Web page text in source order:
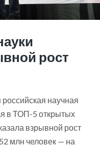
рост
научная
в ТОП-5 открытых
взрывной рост
млн человек — на